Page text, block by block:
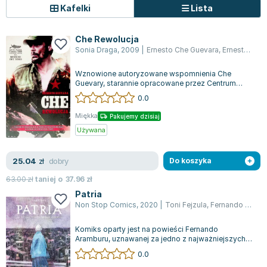
Zygmunt Freud
Michel Moran
Maciej Orłoś
Jo Nesbo
Katarzyna Miller
Antoine de Saint Exupery
Lew Tołstoj
Mark Twain
Marcin Meller
Paulina Młynarska
ks. Piotr Pawlukiewicz
Jarosław Sokołowski
Piotr Latocha
Michael Scott
Piotr Semka
Jarosław Iwaszkiewicz
Kafelki Lista
Che Rewolucja
Sonia Draga, 2009 Ernesto Che Guevara, Ernesto Guevara
Wznowione autoryzowane wspomnienia Che
Guevary, starannie opracowane przez Centrum
Studiów nad Che Guevarą, dostarczają
szczegółow...
0.0
Miękka Pakujemy dzisiaj
Używana
25.04 zł dobry
63.00złtaniej o 37.96 zł
Do koszyka
Patria
Non Stop Comics, 2020 Toni Fejzula, Fernando Aramburu
Komiks oparty jest na powieści Fernando
Aramburu, uznawanej za jedno z najważniejszych
dzieł literackich w Hiszpanii na przestrzen...
0.0